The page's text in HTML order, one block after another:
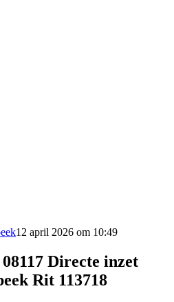
12 april 2026 om 10:49
Directe inzet
Rit 113718